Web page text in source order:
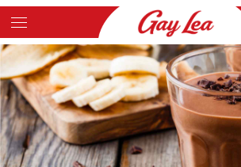
Skip
to
main
content
Main
Content